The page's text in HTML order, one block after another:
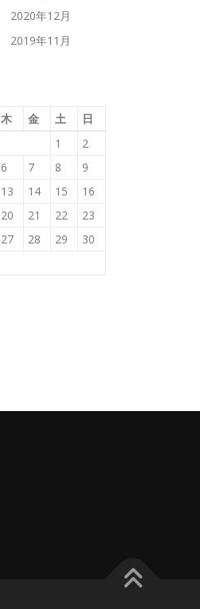
2020年12月
2019年11月
木 金 土
日
1
2
6 7 8
9
13 14 15
16
20 21 22
23
27 28 29
30